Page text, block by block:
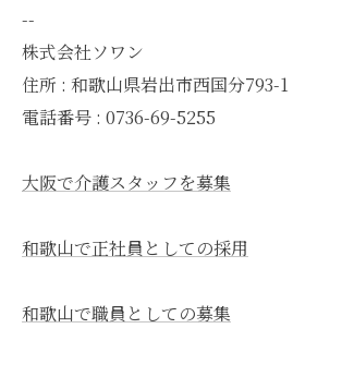
--
株式会社ソワン
住所 : 和歌山県岩出市西国分793-1
電話番号 : 0736-69-5255
大阪で介護スタッフを募集
和歌山で正社員としての採用
和歌山で職員としての募集